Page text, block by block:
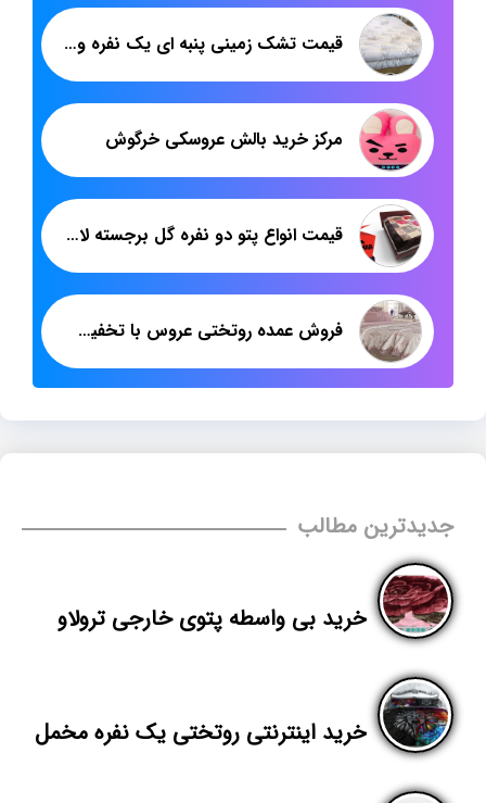
قیمت تشک زمینی پنبه ای یک نفره وزن ۵ کیلو
مرکز خرید بالش عروسکی خرگوش
قیمت انواع پتو دو نفره گل برجسته لاله مهرگان
فروش عمده روتختی عروس با تخفیف مناسب
جدیدترین مطالب
خرید بی واسطه پتوی خارجی ترولاو
خرید اینترنتی روتختی یک نفره مخمل